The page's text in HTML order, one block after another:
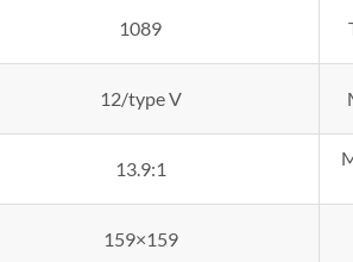
1089
12/type V
13.9:1
159×159